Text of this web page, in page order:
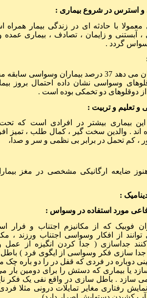
و استرس در شروع بیماری :
معمولا با حادثه ای در زندگی بیمار
، آبستنی و زایمان ، تصادف ، بیماری
گردد .
یک تحقیق نشان می دهد 37 درصد بیماران
وسواسی نشان داده احتمال بروز
دوقلوهای دو تخمکی بوده است .
و تعلیم و تربیت :
این بیماری بیشتر در افرادی است که تحت
اند . والدین سخت گیر ، کمال طلب ، تمیز
، کم تحمل در برابر بی نظمی و سر و صدا،
ضایعه ارگانیکی مشخصی در مغز
:
مورد استفاده در وسواس :
فوبیک که از مکانیزم اجتناب و فرار
از افکار وسواسی اجتناب ورزند ،
جداسازی ( جدا کردن انگیزه از عمل
جدا سازی فکر وسواسی از ایگوی فرد )
دوباره در فردی که قفل در را دو باره چک
یا بیماری که دستش را برای دومین بار
می سازد . باطل سازی در واقع نفی یک فکر
رفتاری مغایر تمایلات درونی مثلا